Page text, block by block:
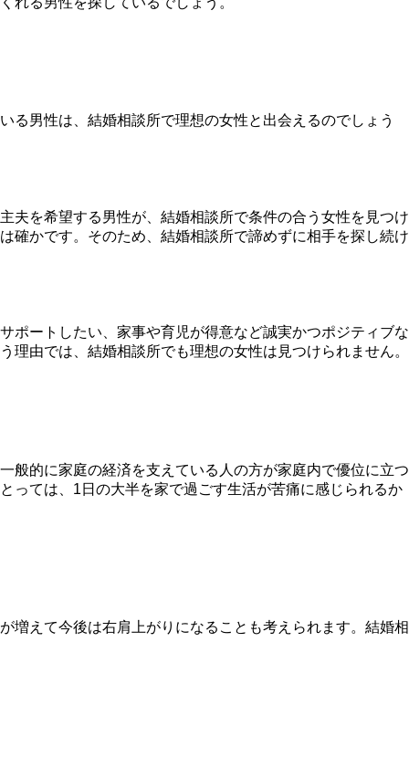
る男性は、結婚相談所で理想の女性と出会えるのでしょう
夫を希望する男性が、結婚相談所で条件の合う女性を見つけ
確かです。そのため、 結婚相談所で諦めずに相手を探し続け
ポートしたい、家事や育児が得意など誠実かつポジティブな
由では、結婚相談所でも理想の女性は見つけられません。
般的に家庭の経済を支えている人の方が家庭内で優位に立つ
っては、 1日の大半を家で過ごす生活が苦痛に感じられるか
増えて今後は右肩上がりになることも考えられます。 結婚相